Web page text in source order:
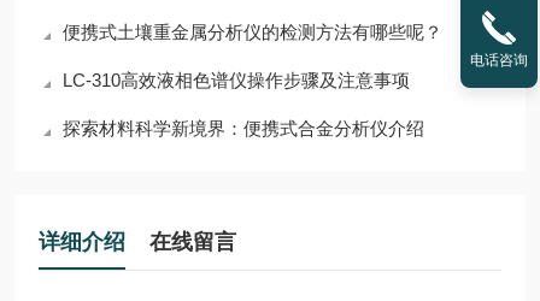
便携式土壤重金属分析仪的检测方法有哪些呢？
LC-310高效液相色谱仪操作步骤及注意事项
探索材料科学新境界：便携式合金分析仪介绍
详细介绍 在线留言
电话咨询